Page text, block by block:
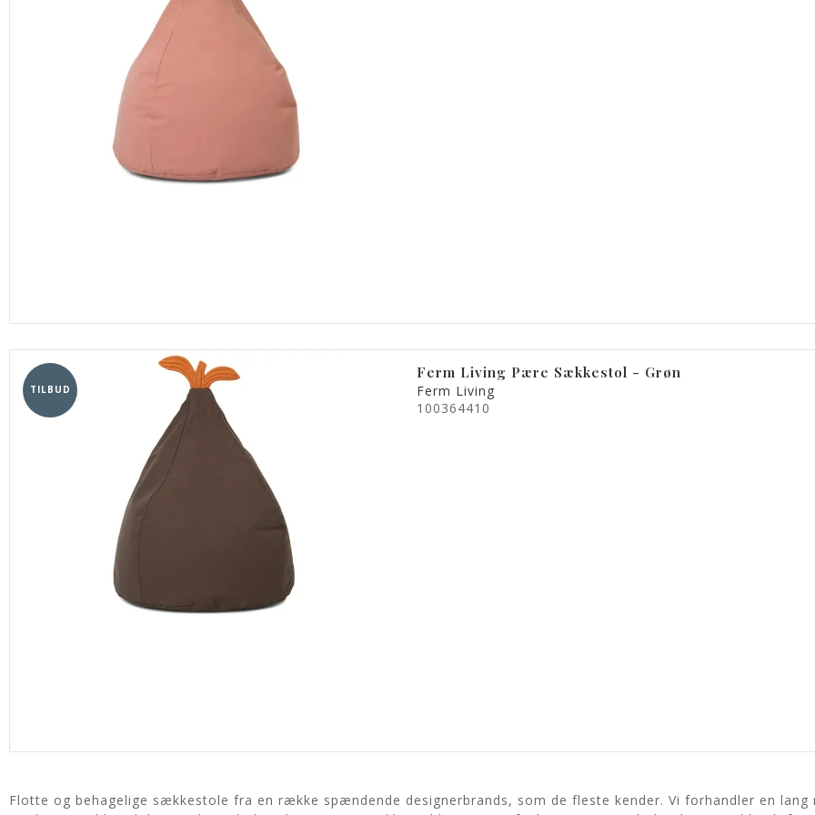
TILBUD
Ferm Living Pære Sækkestol - Grøn
Ferm Living
100364410
Flotte og behagelige sækkestole fra en række spændende designerbrands, som de fleste kender. Vi forhandler en